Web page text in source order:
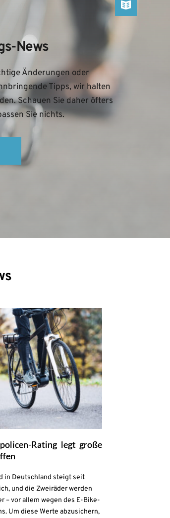
News
Änderungen oder
Tipps, wir halten
Schauen Sie daher öfters
Sie nichts.
Rating legt große
in Deutschland steigt seit
und die Zweiräder werden
– vor allem wegen des E-Bike-
Um diese Werte abzusichern,